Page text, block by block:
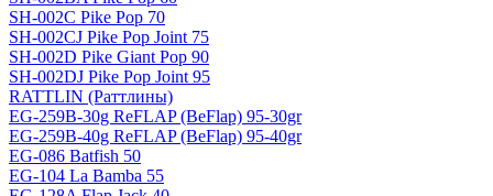
SH-002C Pike Pop 70
SH-002CJ Pike Pop Joint 75
SH-002D Pike Giant Pop 90
SH-002DJ Pike Pop Joint 95
RATTLIN (Раттлины)
EG-259B-30g ReFLAP (BeFlap) 95-30gr
EG-259B-40g ReFLAP (BeFlap) 95-40gr
EG-086 Batfish 50
EG-104 La Bamba 55